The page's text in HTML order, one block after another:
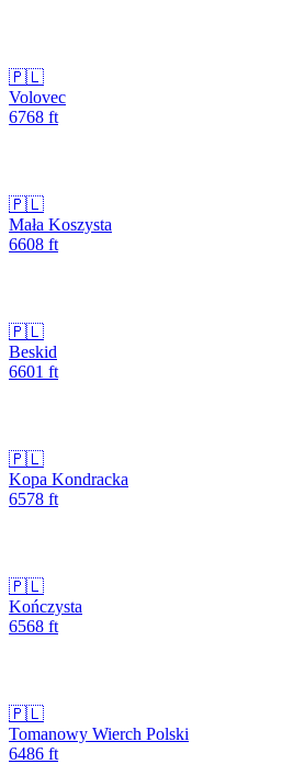
🇵🇱
Volovec
6768 ft
🇵🇱
Mała Koszysta
6608 ft
🇵🇱
Beskid
6601 ft
🇵🇱
Kopa Kondracka
6578 ft
🇵🇱
Kończysta
6568 ft
🇵🇱
Tomanowy Wierch Polski
6486 ft